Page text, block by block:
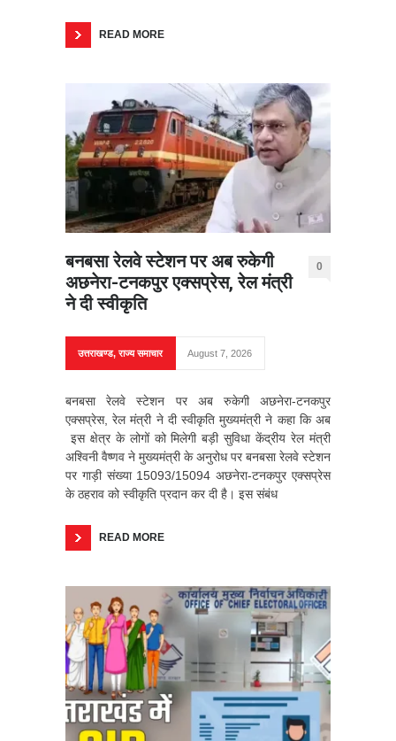
READ MORE
बनबसा रेलवे स्टेशन पर अब रुकेगी
अछनेरा-टनकपुर एक्सप्रेस, रेल मंत्री
ने दी स्वीकृति
0
उत्तराखण्ड,राज्य समाचार August 7, 2026
बनबसा रेलवे स्टेशन पर अब रुकेगी अछनेरा-टनकपुर
एक्सप्रेस, रेल मंत्री ने दी स्वीकृति मुख्यमंत्री ने कहा कि अब
इस क्षेत्र के लोगों को मिलेगी बड़ी सुविधा केंद्रीय रेल मंत्री
अश्विनी वैष्णव ने मुख्यमंत्री के अनुरोध पर बनबसा रेलवे स्टेशन
पर गाड़ी संख्या 15093/15094 अछनेरा-टनकपुर एक्सप्रेस
के ठहराव को स्वीकृति प्रदान कर दी है। इस संबंध
READ MORE